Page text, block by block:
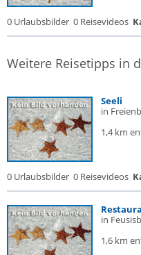
0 Urlaubsbilder 0 Reisevideos
Weitere Reisetipps in
Seeli
in
1,4 km
0 Urlaubsbilder 0 Reisevideos
in
1,6 km